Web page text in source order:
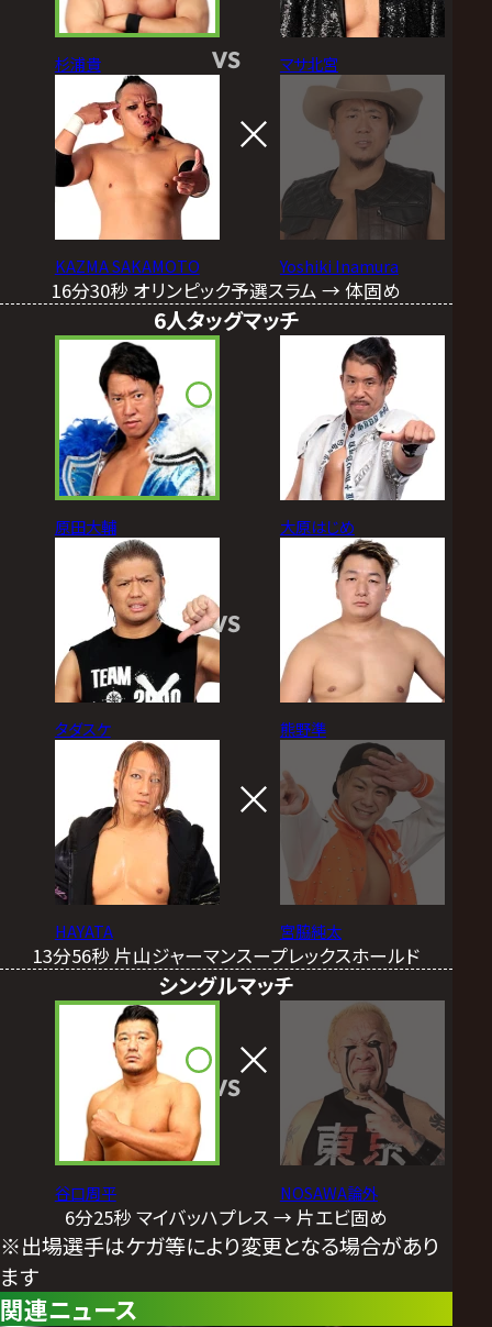
杉浦貴
KAZMA SAKAMOTO
VS マサ北宮
Yoshiki Inamura
16分30秒 オリンピック予選スラム → 体固め
6人タッグマッチ
原田大輔
タダスケ
HAYATA
VS
大原はじめ
熊野準
宮脇純太
13分56秒 片山ジャーマンスープレックスホールド
シングルマッチ
谷口周平
VS
NOSAWA論外
6分25秒 マイバッハプレス → 片エビ固め
※出場選手はケガ等により変更となる場合があり
ます
関連ニュース